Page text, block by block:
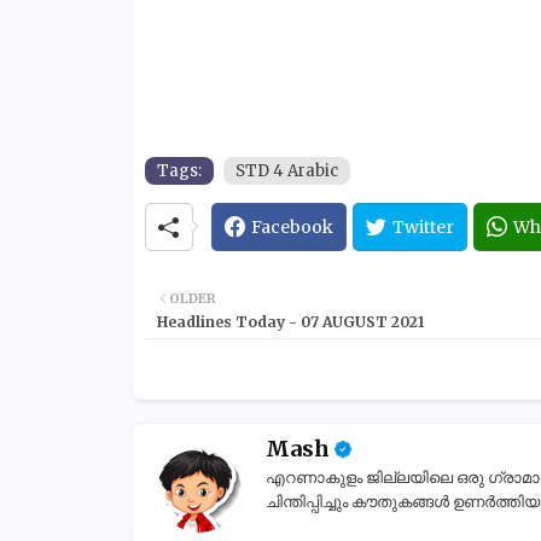
Tags: STD 4 Arabic
Facebook Twitter
OLDER
Headlines Today - 07 AUGUST 2021
Mash
എറണാകുളം ജില്ലയിലെ ഒരു
ചിന്തിപ്പിച്ചും കൗതുകങ്ങൾ